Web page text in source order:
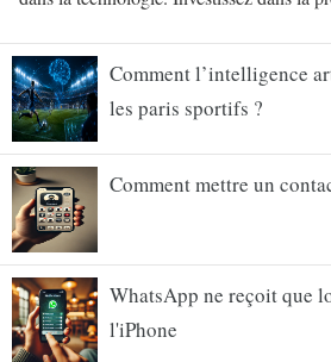
Comment l’intelligence
les paris sportifs ?
Comment mettre un
WhatsApp ne reçoit que
l'iPhone